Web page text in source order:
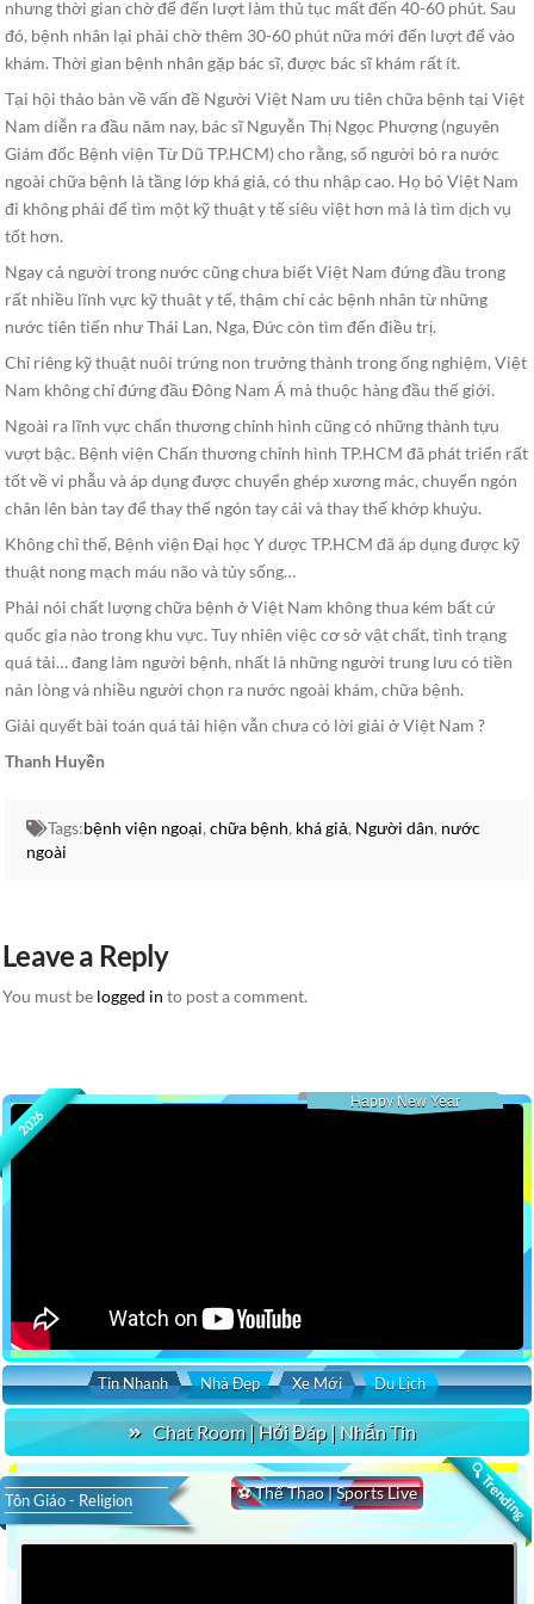
nhưng thời gian chờ để đến lượt làm thủ tục mất đến 40-60 phút. Sau
đó, bệnh nhân lại phải chờ thêm 30-60 phút nữa mới đến lượt để vào
khám. Thời gian bệnh nhân gặp bác sĩ, được bác sĩ khám rất ít.
Tại hội thảo bàn về vấn đề Người Việt Nam ưu tiên chữa bệnh tại Việt
Nam diễn ra đầu năm nay, bác sĩ Nguyễn Thị Ngọc Phượng (nguyên
Giám đốc Bệnh viện Từ Dũ TP.HCM) cho rằng, số người bỏ ra nước
ngoài chữa bệnh là tầng lớp khá giả, có thu nhập cao. Họ bỏ Việt Nam
đi không phải để tìm một kỹ thuật y tế siêu việt hơn mà là tìm dịch vụ
tốt hơn.
Ngay cả người trong nước cũng chưa biết Việt Nam đứng đầu trong
rất nhiều lĩnh vực kỹ thuật y tế, thậm chí các bệnh nhân từ những
nước tiên tiến như Thái Lan, Nga, Đức còn tìm đến điều trị.
Chỉ riêng kỹ thuật nuôi trứng non trưởng thành trong ống nghiệm, Việt
Nam không chỉ đứng đầu Đông Nam Á mà thuộc hàng đầu thế giới.
Ngoài ra lĩnh vực chấn thương chỉnh hình cũng có những thành tựu
vượt bậc. Bệnh viện Chấn thương chỉnh hình TP.HCM đã phát triển rất
tốt về vi phẫu và áp dụng được chuyển ghép xương mác, chuyển ngón
chân lên bàn tay để thay thế ngón tay cái và thay thế khớp khuỷu.
Không chỉ thế, Bệnh viện Đại học Y dược TP.HCM đã áp dụng được kỹ
thuật nong mạch máu não và tủy sống…
Phải nói chất lượng chữa bệnh ở Việt Nam không thua kém bất cứ
quốc gia nào trong khu vực. Tuy nhiên việc cơ sở vật chất, tình trạng
quá tải… đang làm người bệnh, nhất là những người trung lưu có tiền
nản lòng và nhiều người chọn ra nước ngoài khám, chữa bệnh.
Giải quyết bài toán quá tải hiện vẫn chưa có lời giải ở Việt Nam ?
Thanh Huyền
Tags:bệnh viện ngoại, chữa bệnh, khá giả, Người dân, nước
ngoài
Leave a Reply
You must be logged in to post a comment.
2026
Happy New Year
Tin Nhanh Nhà Đẹp Xe Mới Du Lịch
Chat Room | Hỏi Đáp | Nhắn Tin
🔍 Trending
⚽ Thể Thao | Sports Live
Tôn Giáo - Religion